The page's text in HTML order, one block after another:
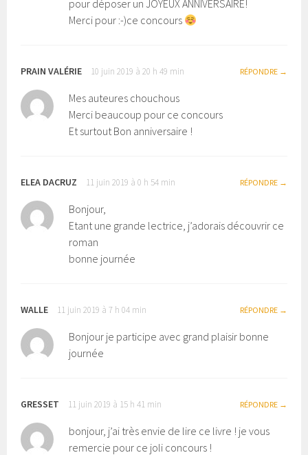
pour déposer un JOYEUX ANNIVERSAIRE!
Merci pour :-)ce concours
PRAIN VALÉRIE 10 juin 2019 à 20 h 49 min RÉPONDRE
Mes auteures chouchous
Merci beaucoup pour ce concours
Et surtout Bon anniversaire !
ELEA DACRUZ 11 juin 2019 à 0 h 54 min RÉPONDRE
Bonjour,
Etant une grande lectrice, j’adorais découvrir ce
roman
bonne journée
WALLE 11 juin 2019 à 7 h 04 min RÉPONDRE
Bonjour je participe avec grand plaisir bonne
journée
GRESSET 11 juin 2019 à 15 h 41 min RÉPONDRE
bonjour, j’ai très envie de lire ce livre ! je vous
remercie pour ce joli concours !